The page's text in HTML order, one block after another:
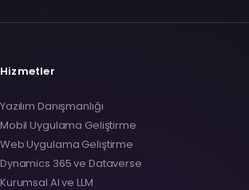
Hizmetler
Yazılım Danışmanlığı
Mobil Uygulama Geliştirme
Web Uygulama Geliştirme
Dynamics 365 ve Dataverse
Kurumsal AI ve LLM